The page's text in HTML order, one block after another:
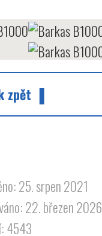
zpět ▐
25. srpen 2021
22. březen 2026
4543